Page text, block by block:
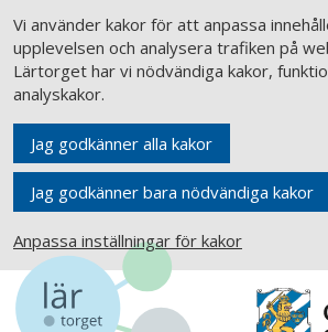
Vi använder kakor för att anpassa
upplevelsen och analysera trafiken på
Lärtorget har vi nödvändiga kakor,
analyskakor.
Jag godkänner alla kakor
Jag godkänner bara nödvändiga kakor
Anpassa inställningar för kakor